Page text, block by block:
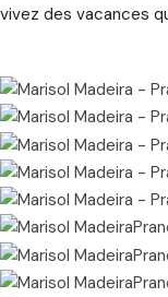
vivez des vacances